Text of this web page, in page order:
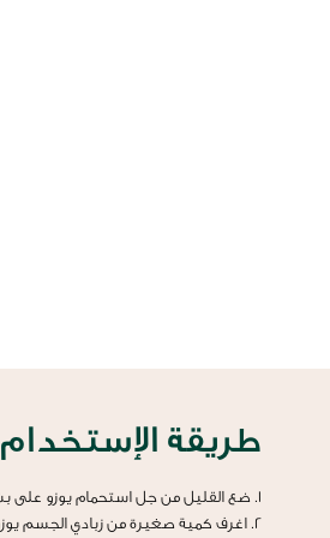
طريقة الإستخدام
1. ضع القليل من جل استحمام يوزو على بشرة مبللة أثناء الاستحمام، ثم قوم بتكوين رغوة قبل غسلها بالماء وجففها بمنشفة لطيفة ورقيقة
2. اغرف كمية صغيرة من زبادي الجسم يوزو الجل-المائي وقوم بتدليكها على جسمك